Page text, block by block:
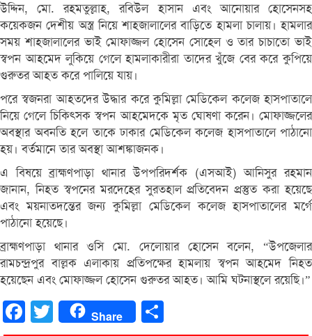
উদ্দিন, মো. রহমতুল্লাহ, রবিউল হাসান এবং আনোয়ার হোসেনসহ
কয়েকজন দেশীয় অস্ত্র নিয়ে শাহজালালের বাড়িতে হামলা চালায়। হামলার
সময় শাহজালালের ভাই মোফাজ্জল হোসেন সোহেল ও তার চাচাতো ভাই
স্বপন আহমেদ লুকিয়ে গেলে হামলাকারীরা তাদের খুঁজে বের করে কুপিয়ে
গুরুতর আহত করে পালিয়ে যায়।
পরে স্বজনরা আহতদের উদ্ধার করে কুমিল্লা মেডিকেল কলেজ হাসপাতালে
নিয়ে গেলে চিকিৎসক স্বপন আহমেদকে মৃত ঘোষণা করেন। মোফাজ্জলের
অবস্থার অবনতি হলে তাকে ঢাকার মেডিকেল কলেজ হাসপাতালে পাঠানো
হয়। বর্তমানে তার অবস্থা আশঙ্কাজনক।
এ বিষয়ে ব্রাহ্মণপাড়া থানার উপপরিদর্শক (এসআই) আনিসুর রহমান
জানান, নিহত স্বপনের মরদেহের সুরতহাল প্রতিবেদন প্রস্তুত করা হয়েছে
এবং ময়নাতদন্তের জন্য কুমিল্লা মেডিকেল কলেজ হাসপাতালের মর্গে
পাঠানো হয়েছে।
ব্রাহ্মণপাড়া থানার ওসি মো. দেলোয়ার হোসেন বলেন, “উপজেলার
রামচন্দ্রপুর বাল্লক এলাকায় প্রতিপক্ষের হামলায় স্বপন আহমেদ নিহত
হয়েছেন এবং মোফাজ্জল হোসেন গুরুতর আহত। আমি ঘটনাস্থলে রয়েছি।”
FacebookTwitter Share